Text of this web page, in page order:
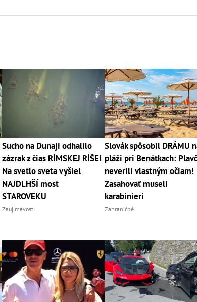
Sucho na Dunaji odhalilo
zázrak z čias RÍMSKEJ RÍŠE!
Na svetlo sveta vyšiel
NAJDLHŠÍ most
STAROVEKU
Zaujímavosti
Slovák spôsobil DRÁMU
pláži pri Benátkach:
neverili vlastným očiam!
Zasahovať museli
karabinieri
Zahraničné